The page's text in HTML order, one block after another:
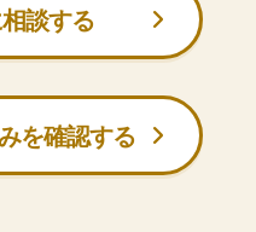
談する
を確認する